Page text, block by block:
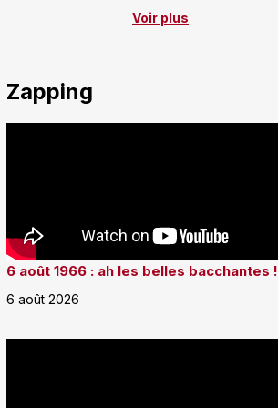
Voir plus
Zapping
6 août 1966 : ah les belles bacchantes !
6 août 2026